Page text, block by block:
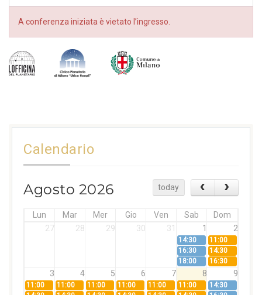
A conferenza iniziata è vietato l’ingresso.
Calendario
Agosto 2026 today
Lun Mar Mer Gio Ven Sab
Dom
27
28 29 30 31 1 2
14:30
11:00
16:30
14:30
18:00
16:30
3 4 5 6 7 8 9
11:00 11:00 11:00 11:00 11:00 11:00
14:30